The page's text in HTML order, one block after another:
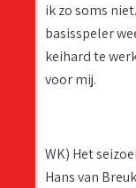
ik zo soms
basisspeler
keihard te
voor mij.
WK) Het
Hans van